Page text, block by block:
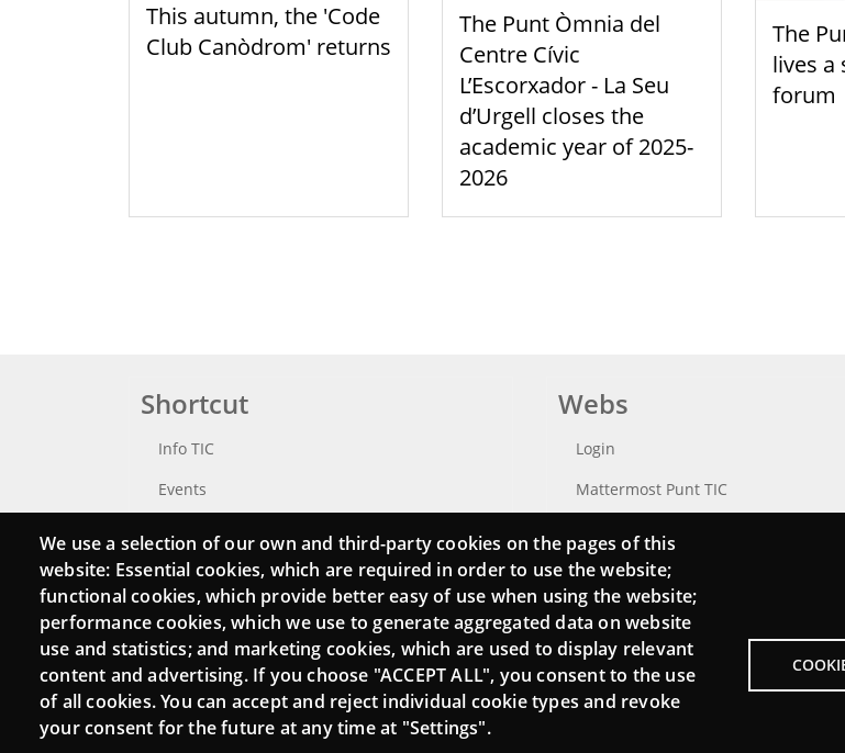
This autumn, the 'Code
Club Canòdrom' returns
The Punt Òmnia del
Centre Cívic
L’Escorxador - La Seu
d’Urgell closes the
academic year of 2025-
2026
The
lives
forum
Shortcut
Info TIC
Events
Catalogue of experts
Job and volunteer board
Search your Punt TIC
Webs
Login
Mattermost Punt TIC
We use a selection of our own and third-party cookies on the pages of this
website: Essential cookies, which are required in order to use the website;
functional cookies, which provide better easy of use when using the website;
performance cookies, which we use to generate aggregated data on website
use and statistics; and marketing cookies, which are used to display relevant
content and advertising. If you choose "ACCEPT ALL", you consent to the use
of all cookies. You can accept and reject individual cookie types and revoke
your consent for the future at any time at "Settings".